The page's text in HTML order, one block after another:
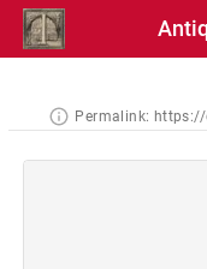
Permalink: